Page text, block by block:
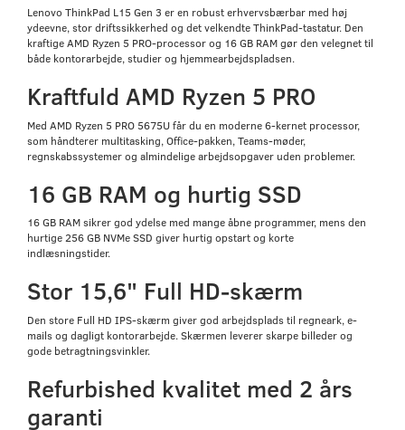
Lenovo ThinkPad L15 Gen 3 er en robust erhvervsbærbar med høj
ydeevne, stor driftssikkerhed og det velkendte ThinkPad-tastatur. Den
kraftige AMD Ryzen 5 PRO-processor og 16 GB RAM gør den velegnet til
både kontorarbejde, studier og hjemmearbejdspladsen.
Kraftfuld AMD Ryzen 5 PRO
Med AMD Ryzen 5 PRO 5675U får du en moderne 6-kernet processor,
som håndterer multitasking, Office-pakken, Teams-møder,
regnskabssystemer og almindelige arbejdsopgaver uden problemer.
16 GB RAM og hurtig SSD
16 GB RAM sikrer god ydelse med mange åbne programmer, mens den
hurtige 256 GB NVMe SSD giver hurtig opstart og korte
indlæsningstider.
Stor 15,6" Full HD-skærm
Den store Full HD IPS-skærm giver god arbejdsplads til regneark, e-
mails og dagligt kontorarbejde. Skærmen leverer skarpe billeder og
gode betragtningsvinkler.
Refurbished kvalitet med 2 års
garanti